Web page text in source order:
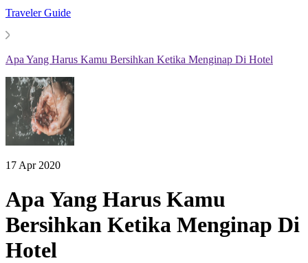
Traveler Guide
Apa Yang Harus Kamu Bersihkan Ketika Menginap Di Hotel
17 Apr 2020
Apa Yang Harus Kamu
Bersihkan Ketika Menginap Di
Hotel